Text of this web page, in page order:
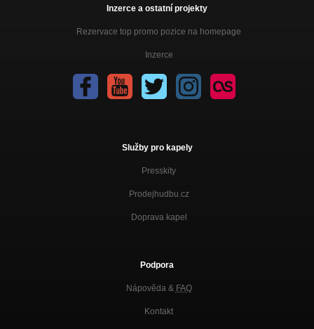
Inzerce a ostatní projekty
Rezervace top promo pozice na homepage
Inzerce
Služby pro kapely
Presskity
Prodejhudbu.cz
Doprava kapel
Podpora
Nápověda & FAQ
Kontakt